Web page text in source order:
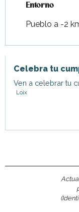
Entorno
Entorno
Pueblo a -2
Celebra tu
Ven a celebrar tu
Loix